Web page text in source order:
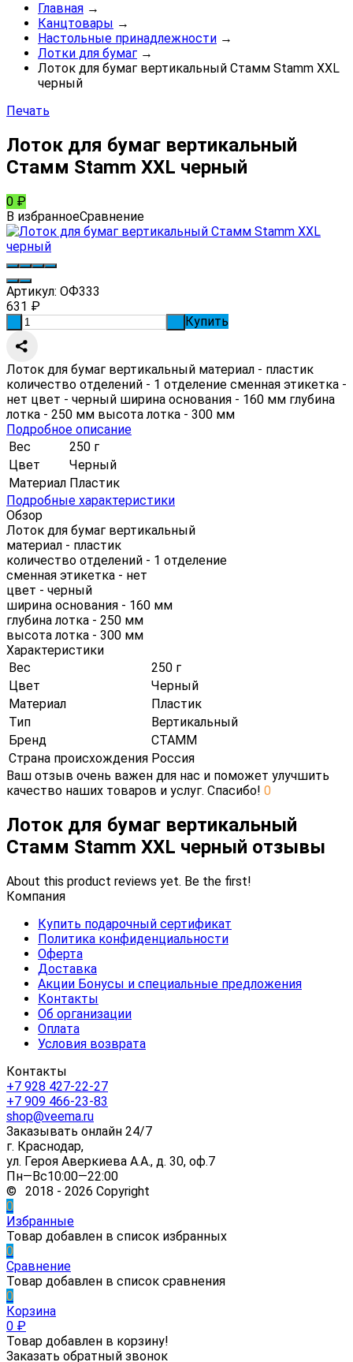
Главная →
Канцтовары →
Настольные принадлежности →
Лотки для бумаг →
Лоток для бумаг вертикальный Стамм Stamm XXL
черный
Печать
Лоток для бумаг вертикальный
Стамм Stamm XXL черный
0 ₽
В избранноеСравнение
Артикул: ОФ333
631 ₽
Купить
Лоток для бумаг вертикальный материал - пластик
количество отделений - 1 отделение сменная этикетка -
нет цвет - черный ширина основания - 160 мм глубина
лотка - 250 мм высота лотка - 300 мм
Подробное описание
Вес
250 г
Цвет
Черный
Материал Пластик
Подробные характеристики
Обзор
Лоток для бумаг вертикальный
материал - пластик
количество отделений - 1 отделение
сменная этикетка - нет
цвет - черный
ширина основания - 160 мм
глубина лотка - 250 мм
высота лотка - 300 мм
Характеристики
Вес
250 г
Цвет
Черный
Материал
Пластик
Тип
Вертикальный
Бренд
СТАММ
Страна происхождения Россия
Ваш отзыв очень важен для нас и поможет улучшить
качество наших товаров и услуг. Спасибо! 0
Лоток для бумаг вертикальный
Стамм Stamm XXL черный отзывы
About this product reviews yet. Be the first!
Компания
Купить подарочный сертификат
Политика конфиденциальности
Оферта
Доставка
Акции Бонусы и специальные предложения
Контакты
Об организации
Оплата
Условия возврата
Контакты
+7 928 427-22-27
+7 909 466-23-83
shop@veema.ru
Заказывать онлайн 24/7
г. Краснодар,
ул. Героя Аверкиева А.А., д. 30, оф.7
Пн—Вс10:00—22:00
© 2018 - 2026 Copyright
0
Избранные
Товар добавлен в список избранных
0
Сравнение
Товар добавлен в список сравнения
0
Корзина
0 ₽
Товар добавлен в корзину!
Заказать обратный звонок